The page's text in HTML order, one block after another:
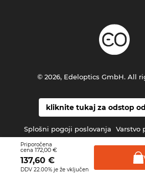
Priporočena
cena 172,00 €
137,60 €
DDV 22.00% je že vključen
kliknite tukaj za odstop
Splošni pogoji poslovanja Varstvo
© 2026, Edeloptics GmbH. All